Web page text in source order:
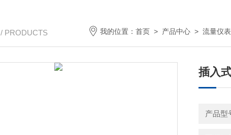
/ PRODUCTS 我的位置： 首页 > 产品中心 > 流量仪
插入
产品型